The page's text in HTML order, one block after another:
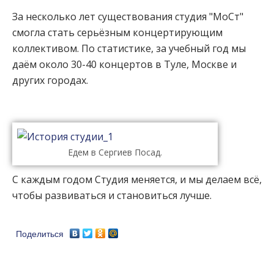
За несколько лет существования студия "МоСт"
смогла стать серьёзным концертирующим
коллективом. По статистике, за учебный год мы
даём около 30-40 концертов в Туле, Москве и
других городах.
Едем в Сергиев Посад.
С каждым годом Студия меняется, и мы делаем всё,
чтобы развиваться и становиться лучше.
Поделиться